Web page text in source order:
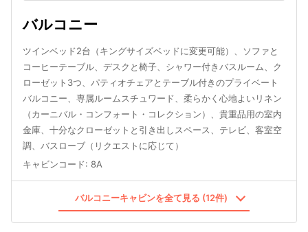
バルコニー
ツインベッド2台（キングサイズベッドに変更可能）、ソファと
コーヒーテーブル、デスクと椅子、シャワー付きバスルーム、ク
ローゼット3つ、パティオチェアとテーブル付きのプライベート
バルコニー、専属ルームスチュワード、柔らかく心地よいリネン
（カーニバル・コンフォート・コレクション）、貴重品用の室内
金庫、十分なクローゼットと引き出しスペース、テレビ、客室空
調、バスローブ（リクエストに応じて）
キャビンコード: 8A
バルコニーキャビンを全て見る (12件)